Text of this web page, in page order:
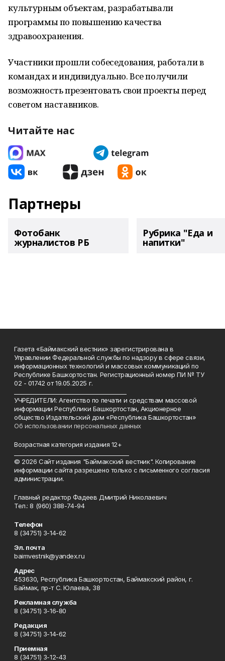
культурным объектам, разрабатывали
программы по повышению качества
здравоохранения.
Участники прошли собеседования, работали в
командах и индивидуально. Все получили
возможность презентовать свои проекты перед
советом наставников.
Читайте нас
Партнеры
Фотобанк
журналистов РБ
Рубрика "Еда и
напитки"
Газета «Баймакский вестник» зарегистрирована в
Управлении Федеральной службы по надзору в сфере связи,
информационных технологий и массовых коммуникаций по
Республике Башкортостан. Регистрационный номер ПИ № ТУ
02 - 01742 от 19.05.2025 г.
УЧРЕДИТЕЛИ: Агентство по печати и средствам массовой
информации Республики Башкортостан, Акционерное
общество Издательский дом «Республика Башкортостан»
Об использовании персональных данных
Возрастная категория издания 12+
© 2026 Сайт издания "Баймакский вестник". Копирование
информации сайта разрешено только с письменного согласия
администрации.
Главный редактор Фадеев Дмитрий Николаевич
Тел.: 8 (960) 388-74-94
Телефон
8 (34751) 3-14-62
Эл. почта
baimvestnik@yandex.ru
Адрес
453630, Республика Башкортостан, Баймакский район, г.
Баймак, пр-т С. Юлаева, 38
Рекламная служба
8 (34751) 3-16-80
Редакция
8 (34751) 3-14-62
Приемная
8 (34751) 3-12-43